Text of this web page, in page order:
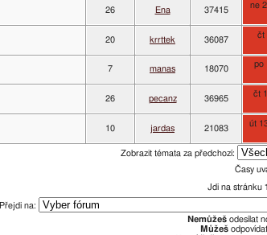
26 Ena 37415
ne
20 krrttek 36087
čt
7 manas 18070
po
26 pecanz 36965
čt
10 jardas 21083
út
Zobrazit témata za předchozí:
Časy
Jdi na stránku 1
Přejdi na:
Nemůžeš odesílat
Můžeš